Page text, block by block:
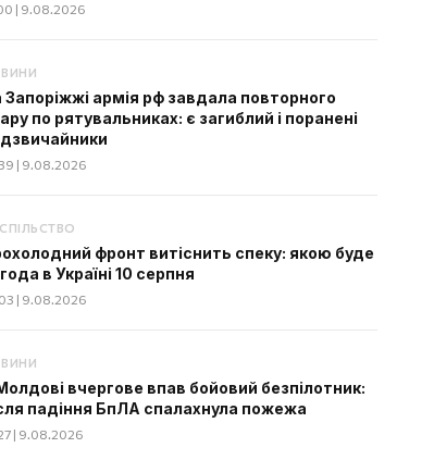
| 9.08.2026
Запоріжжі армія рф завдала повторного
по рятувальниках: є загиблий і поранені
| 9.08.2026
фронт витіснить спеку: якою буде
в Україні 10 серпня
| 9.08.2026
вчергове впав бойовий безпілотник:
падіння БпЛА спалахнула пожежа
| 9.08.2026